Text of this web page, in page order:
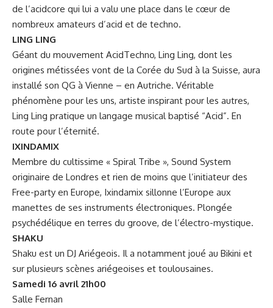
de l’acidcore qui lui a valu une place dans le cœur de
nombreux amateurs d’acid et de techno.
LING LING
Géant du mouvement AcidTechno, Ling Ling, dont les
origines métissées vont de la Corée du Sud à la Suisse, aura
installé son QG à Vienne – en Autriche. Véritable
phénomène pour les uns, artiste inspirant pour les autres,
Ling Ling pratique un langage musical baptisé “Acid”. En
route pour l’éternité.
IXINDAMIX
Membre du cultissime « Spiral Tribe », Sound System
originaire de Londres et rien de moins que l’initiateur des
Free-party en Europe, Ixindamix sillonne l’Europe aux
manettes de ses instruments électroniques. Plongée
psychédélique en terres du groove, de l’électro-mystique.
SHAKU
Shaku est un DJ Ariégeois. Il a notamment joué au Bikini et
sur plusieurs scènes ariégeoises et toulousaines.
Samedi 16 avril 21h00
Salle Fernan